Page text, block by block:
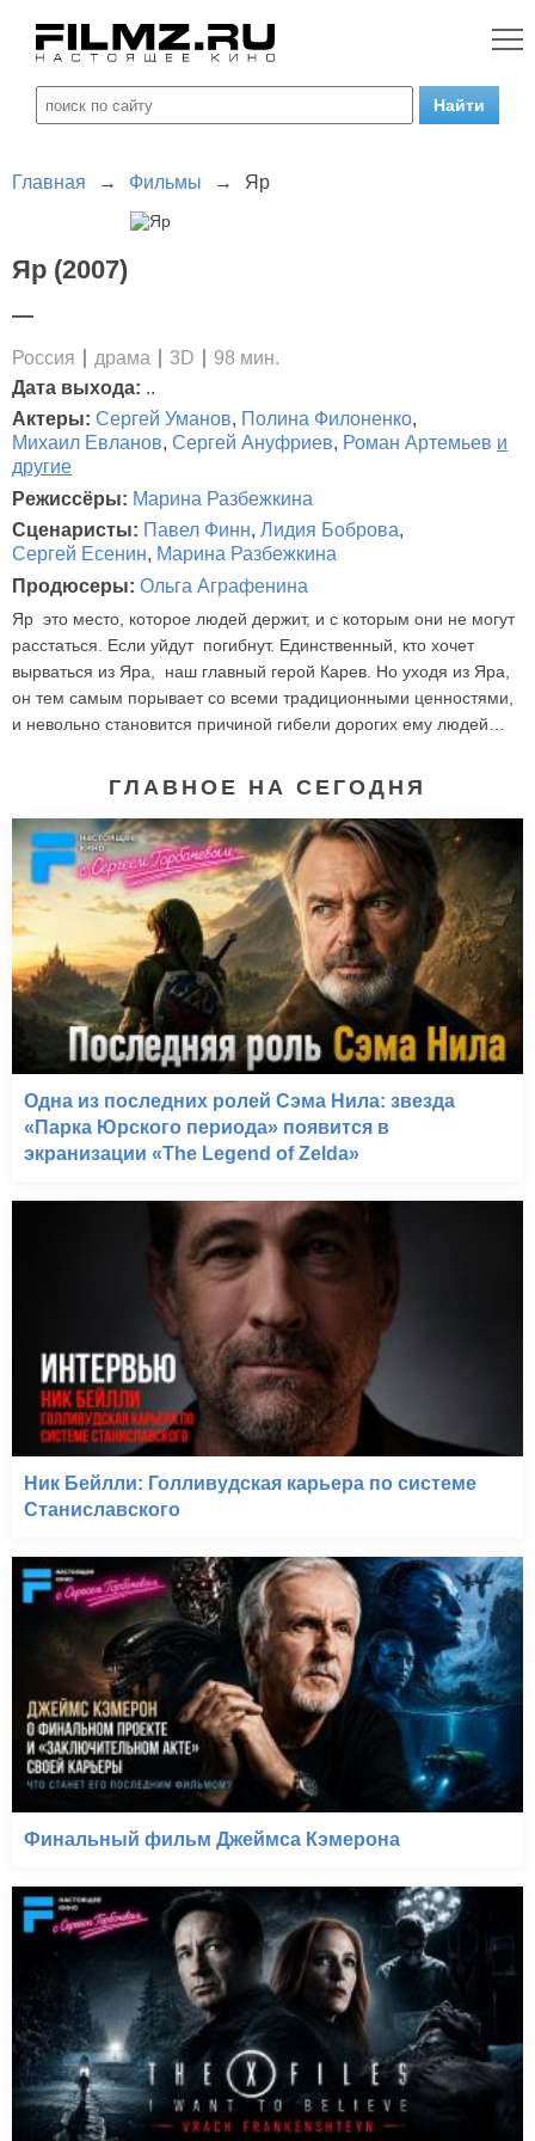
Главная → Фильмы → Яр
Яр (2007)
—
Россия драма 3D
98 мин.
Дата выхода: ..
Актеры: Сергей Уманов, Полина Филоненко,
Михаил Евланов, Сергей Ануфриев, Роман Артемьев и
другие
Режиссёры: Марина Разбежкина
Сценаристы: Павел Финн, Лидия Боброва,
Сергей Есенин, Марина Разбежкина
Продюсеры: Ольга Аграфенина
Яр это место, которое людей держит, и с которым они не могут
расстаться. Если уйдут погибнут. Единственный, кто хочет
вырваться из Яра, наш главный герой Карев. Но уходя из Яра,
он тем самым порывает со всеми традиционными ценностями,
и невольно становится причиной гибели дорогих ему людей…
ГЛАВНОЕ НА СЕГОДНЯ
Одна из последних ролей Сэма Нила: звезда
«Парка Юрского периода» появится в
экранизации «The Legend of Zelda»
Ник Бейлли: Голливудская карьера по системе
Станиславского
Финальный фильм Джеймса Кэмерона